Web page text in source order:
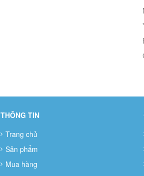
THÔNG TIN
Trang chủ
Sản phẩm
Mua hàng